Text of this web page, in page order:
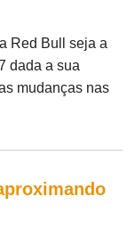
Red Bull seja a
dada a sua
mudanças nas